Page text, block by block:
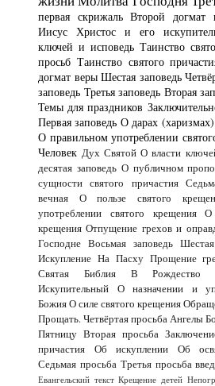
первая скрижаль Второй догмат
Иисус Христос и его
ключей и исповедь Таинство
просьб Таинство святого
догмат веры Шестая заповедь
заповедь Третья заповедь Вторая
Темы для праздников
Первая заповедь О дарах (харизмах)
О правильном употреблении
Человек Дух Святой О власти
десятая заповедь О публичном
сущности святого причастия
вечная
О пользе святого
употреблении святого крещения
О
крещения Отпущение грехов и
Господне Восьмая заповедь
Искупление На Пасху Прощение
Святая Библия
В Рождество
Искупительный
О назначении и
БожияО силе святого крещения
Прощать.Четвёртая просьбаАнгелы
Пятницу Вторая просьба
причастия
Об искуплении Об
Седьмая просьба Третья просьба
Евангельский текст Крещение детей